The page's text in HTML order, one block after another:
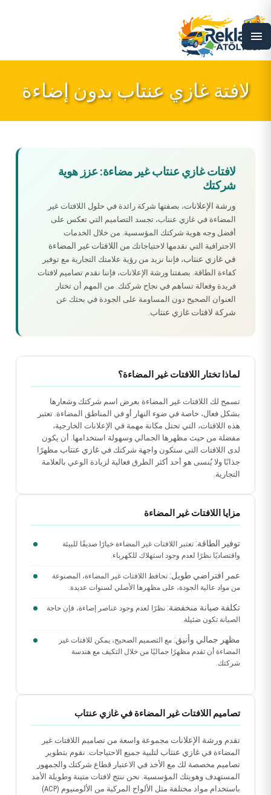
menu
لافتة غازي عنتاب بدون إضاءة
لافتات غازي عنتاب غير مضاءة: عزز هوية
شركتك
ورشة الإعلانات، بصفتها شركة رائدة في حلول اللافتات غير
المضاءة في غازي عنتاب، تجسد التصاميم التي تعكس على
أفضل وجه هوية شركتك المؤسسية. من خلال الخدمات
الاحترافية التي نقدمها لاحتياجاتك من اللافتات غير المضاءة
في غازي عنتاب، فإننا نزيد من رؤية علامتك التجارية مع توفير
كفاءة الطاقة. بصفتنا ورشة الإعلانات، فإننا نقدم تصاميم لافتات
فريدة وفعالة تساهم في نجاح شركتك. من المهم أن تختار
العنوان الصحيح دون المساومة على الجودة في بحثك عن
شركة لافتات غازي عنتاب.
لماذا تختار اللافتات غير المضاءة؟
تسمح لك اللافتات غير المضاءة بعرض اسم شركتك وشعارها
بشكل فعال، خاصة في ضوء النهار أو في المناطق المضاءة. تعتبر
هذه اللافتات، التي تحتل مكانة مهمة في الإعلانات الخارجية،
مفضلة من حيث مظهرها الجمالي وسهولة استخدامها. أن يكون
لدى اللافتات التي ستكون واجهة شركتك في غازي عنتاب مظهرًا
جذابًا ولا يُنسى هو أحد أكثر الطرق فعالية لزيادة الوعي بالعلامة
التجارية.
مزايا اللافتات غير المضاءة
توفير الطاقة: تعتبر اللافتات غير المضاءة خيارًا صديقًا للبيئة
واقتصاديًا نظرًا لعدم وجود استهلاك للكهرباء.
عمر افتراضي طويل: تحافظ اللافتات غير المضاءة، المصنوعة
من مواد عالية الجودة، على مظهرها الأصلي لسنوات عديدة.
تكلفة صيانة منخفضة: نظرًا لعدم وجود عناصر إضاءة، فإن حاجة
الصيانة تكون ضئيلة.
مظهر جمالي وأنيق: مع التصميم الصحيح، يمكن للافتات غير
المضاءة أن تقدم مظهرًا جماليًا من خلال التكيف مع هندسة
شركتك.
تصاميم اللافتات غير المضاءة في غازي عنتاب
تقدم ورشة الإعلانات مجموعة واسعة من تصاميم اللافتات غير
المضاءة في غازي عنتاب لتلبية جميع الاحتياجات. نقوم بتطوير
تصاميم مخصصة لك مع الأخذ في الاعتبار قطاع شركتك والجمهور
المستهدف وهويتك المؤسسية. نحن ننتج لافتات متينة وطويلة الأمد
باستخدام مواد مختلفة مثل الألواح المركبة من الألومنيوم (ACP)